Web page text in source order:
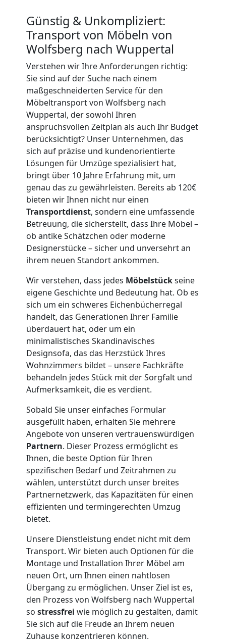
Günstig & Unkompliziert:
Transport von Möbeln von
Wolfsberg nach Wuppertal
Verstehen wir Ihre Anforderungen richtig:
Sie sind auf der Suche nach einem
maßgeschneiderten Service für den
Möbeltransport von Wolfsberg nach
Wuppertal, der sowohl Ihren
anspruchsvollen Zeitplan als auch Ihr Budget
berücksichtigt? Unser Unternehmen, das
sich auf präzise und kundenorientierte
Lösungen für Umzüge spezialisiert hat,
bringt über 10 Jahre Erfahrung mit, um
genau das zu gewährleisten. Bereits ab 120€
bieten wir Ihnen nicht nur einen
Transportdienst, sondern eine umfassende
Betreuung, die sicherstellt, dass Ihre Möbel –
ob antike Schätzchen oder moderne
Designerstücke – sicher und unversehrt an
ihrem neuen Standort ankommen.
Wir verstehen, dass jedes Möbelstückseine
eigene Geschichte und Bedeutung hat. Ob es
sich um ein schweres Eichenbücherregal
handelt, das Generationen Ihrer Familie
überdauert hat, oder um ein
minimalistisches Skandinavisches
Designsofa, das das Herzstück Ihres
Wohnzimmers bildet – unsere Fachkräfte
behandeln jedes Stück mit der Sorgfalt und
Aufmerksamkeit, die es verdient.
Sobald Sie unser einfaches Formular
ausgefüllt haben, erhalten Sie mehrere
Angebote von unseren vertrauenswürdigen
Partnern. Dieser Prozess ermöglicht es
Ihnen, die beste Option für Ihren
spezifischen Bedarf und Zeitrahmen zu
wählen, unterstützt durch unser breites
Partnernetzwerk, das Kapazitäten für einen
effizienten und termingerechten Umzug
bietet.
Unsere Dienstleistung endet nicht mit dem
Transport. Wir bieten auch Optionen für die
Montage und Installation Ihrer Möbel am
neuen Ort, um Ihnen einen nahtlosen
Übergang zu ermöglichen. Unser Ziel ist es,
den Prozess von Wolfsberg nach Wuppertal
so stressfrei wie möglich zu gestalten, damit
Sie sich auf die Freude an Ihrem neuen
Zuhause konzentrieren können.
Wolfsberg
Umzug
Wolfsberg
Mann
LKW
Möbellift
Wolfsberg
Übersiedlung
Wolfsberg
Klaviertransport
Wolfsberg
Privatumzug
Wolfsberg
Tresortransport
Wolfsberg
Umzug
für
Senioren